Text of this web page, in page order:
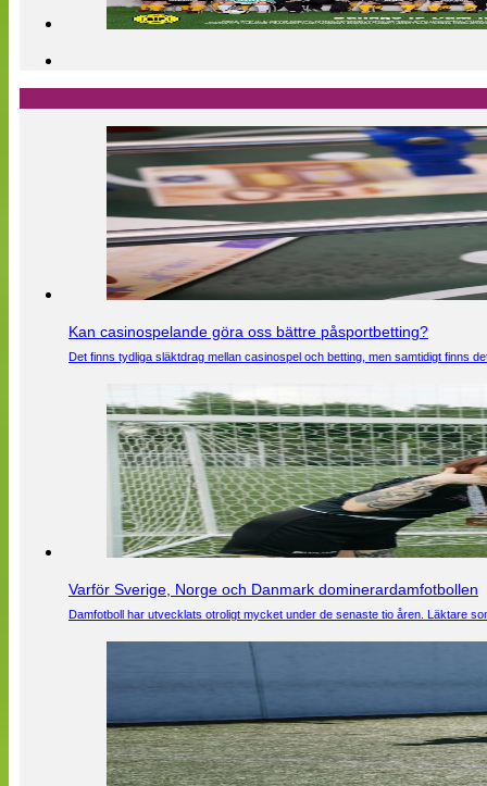
Kan casinospelande göra oss bättre påsportbetting?
Det finns tydliga släktdrag mellan casinospel och betting, men samtidigt finns
Varför Sverige, Norge och Danmark dominerardamfotbollen
Damfotboll har utvecklats otroligt mycket under de senaste tio åren. Läktare